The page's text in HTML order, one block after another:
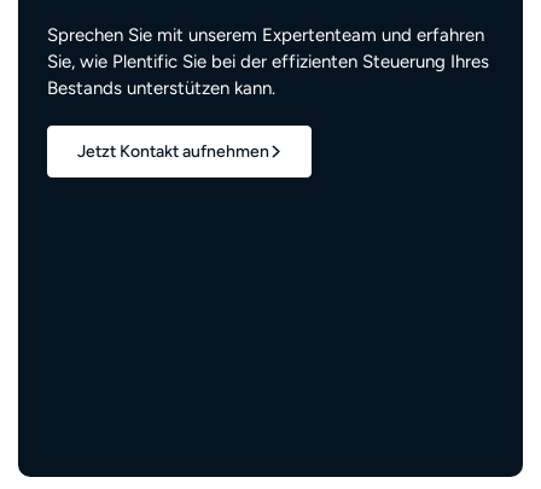
Sprechen Sie mit unserem Expertenteam und erfahren
Sie, wie Plentific Sie bei der effizienten Steuerung Ihres
Bestands unterstützen kann.
Jetzt Kontakt aufnehmen